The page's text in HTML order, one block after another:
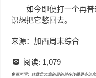
如今即便打一个再
识想把它憋回去。
来源：加西周末综合
阅读: 1,079
免责声明：转载此文章的目的旨在传播更多信